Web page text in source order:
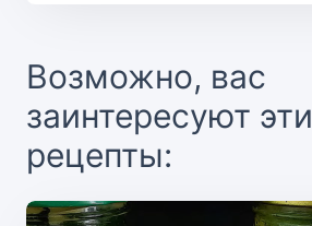
Возможно, вас
заинтересуют эти
рецепты: